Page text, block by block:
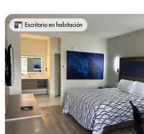
Escritorio en habitación